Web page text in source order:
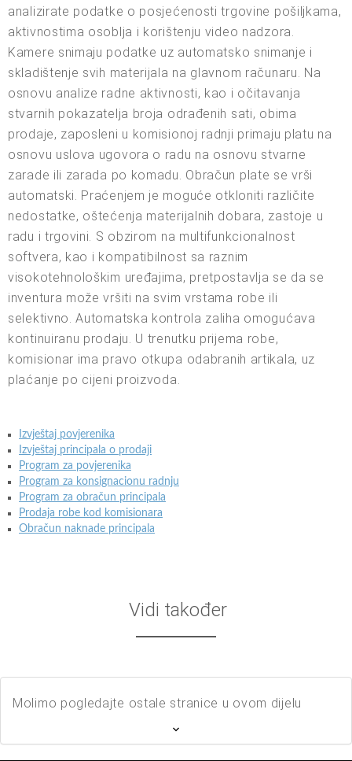
analizirate podatke o posjećenosti trgovine pošiljkama,
aktivnostima osoblja i korištenju video nadzora.
Kamere snimaju podatke uz automatsko snimanje i
skladištenje svih materijala na glavnom računaru. Na
osnovu analize radne aktivnosti, kao i očitavanja
stvarnih pokazatelja broja odrađenih sati, obima
prodaje, zaposleni u komisionoj radnji primaju platu na
osnovu uslova ugovora o radu na osnovu stvarne
zarade ili zarada po komadu. Obračun plate se vrši
automatski. Praćenjem je moguće otkloniti različite
nedostatke, oštećenja materijalnih dobara, zastoje u
radu i trgovini. S obzirom na multifunkcionalnost
softvera, kao i kompatibilnost sa raznim
visokotehnološkim uređajima, pretpostavlja se da se
inventura može vršiti na svim vrstama robe ili
selektivno. Automatska kontrola zaliha omogućava
kontinuiranu prodaju. U trenutku prijema robe,
komisionar ima pravo otkupa odabranih artikala, uz
plaćanje po cijeni proizvoda.
Izvještaj povjerenika
Izvještaj principala o prodaji
Program za povjerenika
Program za konsignacionu radnju
Program za obračun principala
Prodaja robe kod komisionara
Obračun naknade principala
Vidi također
Molimo pogledajte ostale stranice u ovom dijelu